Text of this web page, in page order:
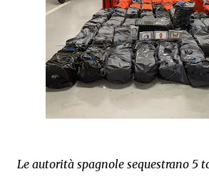
Le autorità spagnole sequestrano 5